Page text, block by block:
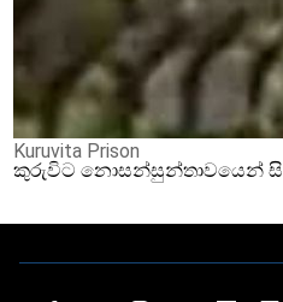
Kuruvita Prison
කුරුවිට නොසන්සුන්තාවයෙන්